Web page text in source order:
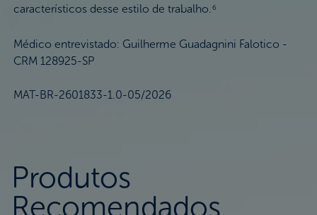
característicos desse estilo de trabalho.6
Médico entrevistado: Guilherme Guadagnini Falotico -
CRM 128925-SP
MAT-BR-2601833-1.0-05/2026
Produtos
Recomendados